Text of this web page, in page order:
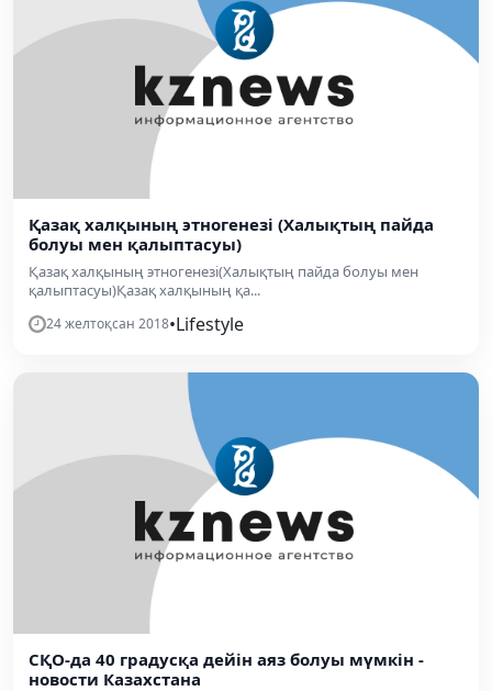
Қазақ халқының этногенезі (Халықтың пайда
болуы мен қалыптасуы)
Қазақ халқының этногенезі(Халықтың пайда болуы мен
қалыптасуы)Қазақ халқының қа...
24 желтоқсан 2018•Lifestyle
СҚО-да 40 градусқа дейін аяз болуы мүмкін -
новости Казахстана